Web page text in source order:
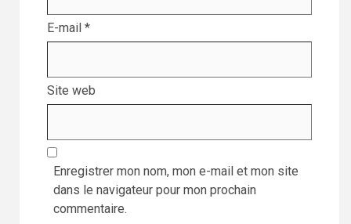
E-mail *
Site web
Enregistrer mon nom, mon e-mail et mon site
dans le navigateur pour mon prochain
commentaire.